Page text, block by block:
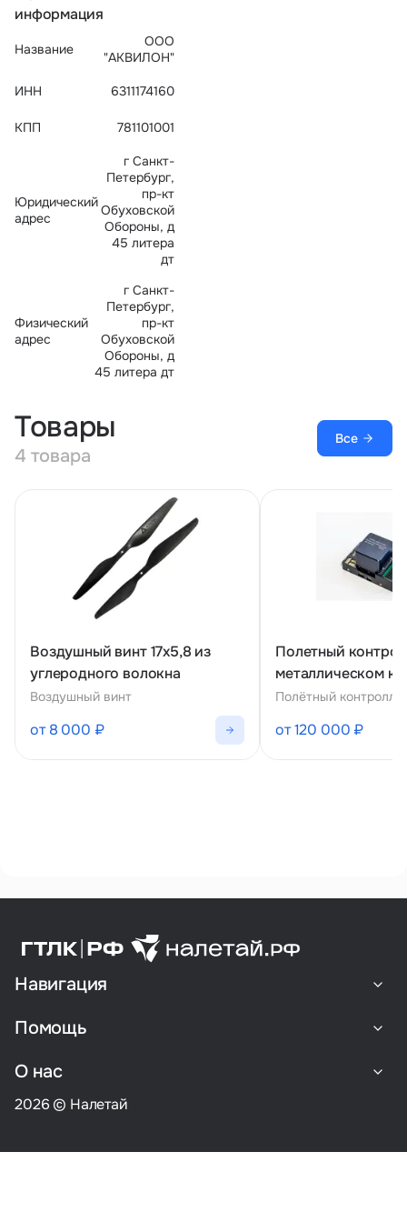
Тарифы
информация
Название
ООО
"АКВИЛОН"
ИНН 6311174160
КПП 781101001
Юридический
адрес
г Санкт-
Петербург,
пр-кт
Обуховской
Обороны, д
45 литера
дт
Физический
адрес
г Санкт-
Петербург,
пр-кт
Обуховской
Обороны, д
45 литера дт
Товары
4 товара
Все
Воздушный винт 17х5,8 из
углеродного волокна
Воздушный винт
от 8 000 ₽
Полетный
металлическом
Полётный
от 120 000 ₽
Навигация
Помощь
О нас
2026 © Налетай